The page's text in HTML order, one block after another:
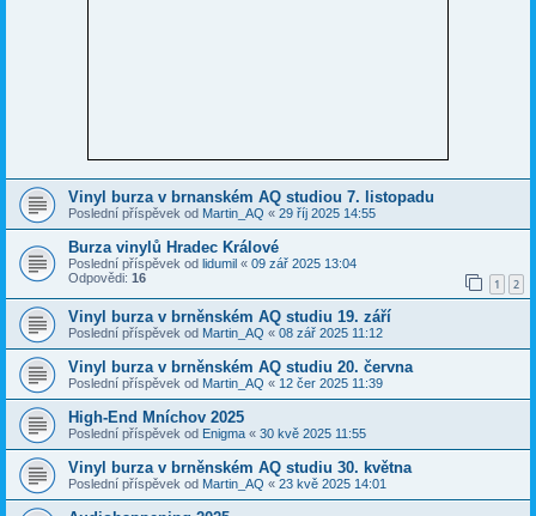
Vinyl burza v brnanském AQ studiou 7. listopadu
Poslední příspěvek od Martin_AQ « 29 říj 2025 14:55
Burza vinylů Hradec Králové
Poslední příspěvek od lidumil « 09 zář 2025 13:04
Odpovědi: 16 1 2
Vinyl burza v brněnském AQ studiu 19. září
Poslední příspěvek od Martin_AQ « 08 zář 2025 11:12
Vinyl burza v brněnském AQ studiu 20. června
Poslední příspěvek od Martin_AQ « 12 čer 2025 11:39
High-End Mníchov 2025
Poslední příspěvek od Enigma « 30 kvě 2025 11:55
Vinyl burza v brněnském AQ studiu 30. května
Poslední příspěvek od Martin_AQ « 23 kvě 2025 14:01